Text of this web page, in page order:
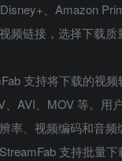
、Amazon
频链接，选择下载质
支持将下载的视
、AVI、MOV 等。用
率、视频编码和音频
支持批量下